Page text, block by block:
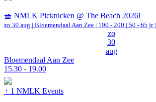
🧺 NMLK Picknicken @ The Beach 2026!
zo 30 aug | Bloemendaal Aan Zee | 190 - 200 | 50 - 65 jr |
zo
30
aug
Bloemendaal Aan Zee
15.30 - 19.00
+ 1 NMLK Events